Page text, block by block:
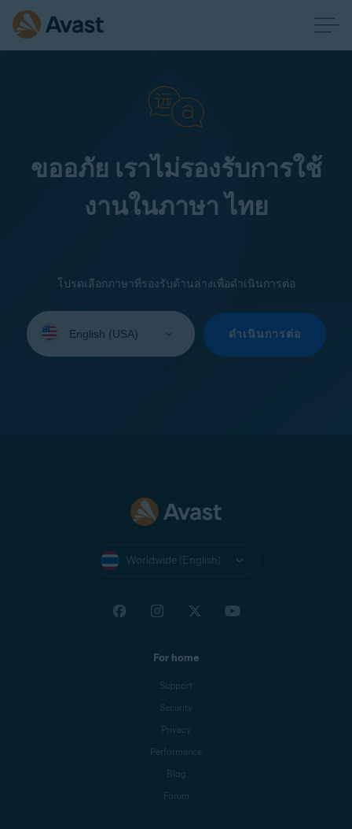
ขออภัย เราไม่รองรับการใช้
งานในภาษา ไทย
โปรดเลือกภาษาที่รองรับด้านล่างเพื่อดำเนินการต่อ
your
ดำเนินการต่อ
Worldwide (English)
For home
Support
Security
Privacy
Performance
Blog
Forum